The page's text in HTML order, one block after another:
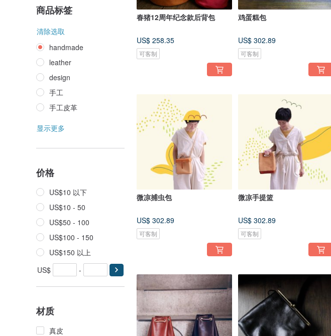
商品标签
清除选取
handmade
leather
design
手工
手工皮革
显示更多
价格
US$10 以下
US$10 - 50
US$50 - 100
US$100 - 150
US$150 以上
US$
-
材质
真皮
春猪12周年纪念款后背包
US$ 258.35
可客制
鸡蛋糕包
US$ 302.89
可客制
微凉捕虫包
US$ 302.89
可客制
微凉手提篮
US$ 302.89
可客制